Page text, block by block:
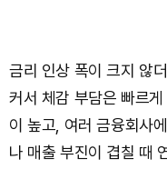
금리 인상 폭이 크지 않
커서 체감 부담은 빠르
이 높고, 여러 금융회사
나 매출 부진이 겹칠 때